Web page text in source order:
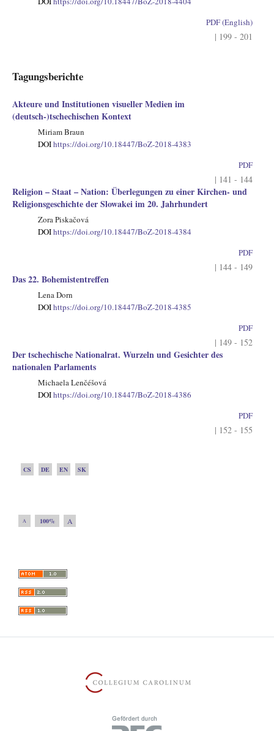
PDF (English)
| 199 - 201
Tagungsberichte
Akteure und Institutionen visueller Medien im
(deutsch-)tschechischen Kontext
Miriam Braun
DOIhttps://doi.org/10.18447/BoZ-2018-4383
PDF
| 141 - 144
Religion – Staat – Nation: Überlegungen zu einer Kirchen- und
Religionsgeschichte der Slowakei im 20. Jahrhundert
Zora Piskačová
DOIhttps://doi.org/10.18447/BoZ-2018-4384
PDF
| 144 - 149
Das 22. Bohemistentreffen
Lena Dorn
DOIhttps://doi.org/10.18447/BoZ-2018-4385
PDF
| 149 - 152
Der tschechische Nationalrat. Wurzeln und Gesichter des
nationalen Parlaments
Michaela Lenčéšová
DOIhttps://doi.org/10.18447/BoZ-2018-4386
PDF
| 152 - 155
CS DE EN SK
A 100% A